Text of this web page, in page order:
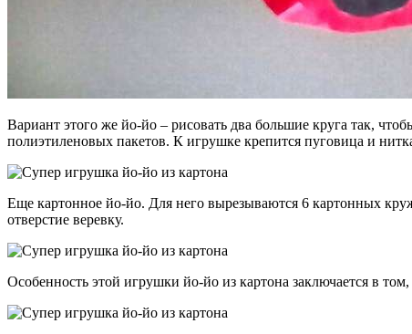
Вариант этого же йо-йо – рисовать два большие круга так,
полиэтиленовых пакетов. К игрушке крепится пуговица и
Еще картонное йо-йо. Для него вырезываются 6 картонных
отверстие веревку.
Особенность этой игрушки йо-йо из картона заключается в